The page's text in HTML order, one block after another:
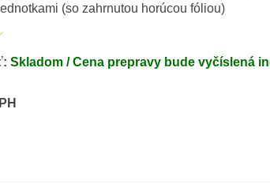
(so zahrnutou horúcou fóliou)
Skladom / Cena prepravy bude vyčíslená